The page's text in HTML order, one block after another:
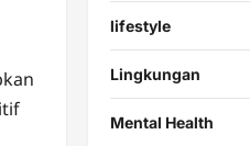
lifestyle
Lingkungan
Mental Health